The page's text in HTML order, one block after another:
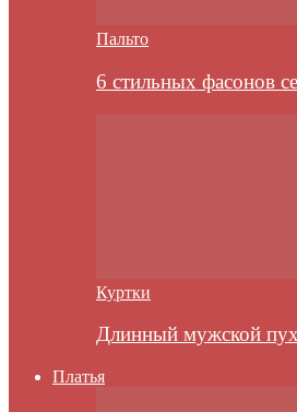
Пальто
6 стильных фасонов
Куртки
Длинный мужской
Платья